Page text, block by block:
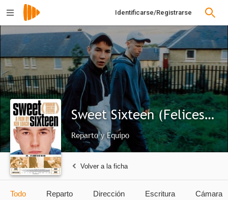
Identificarse/Registrarse
Sweet Sixteen (Felices dieciséis)
Reparto y Equipo
Volver a la ficha
Todo Reparto Dirección Escritura Cámara